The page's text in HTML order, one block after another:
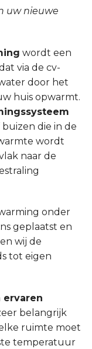
uw nieuwe
wordt een
via de cv-
door het
huis opwarmt.
die in de
wordt
naar de
onder
geplaatst en
wij de
tot eigen
ervaren
belangrijk
ruimte moet
temperatuur